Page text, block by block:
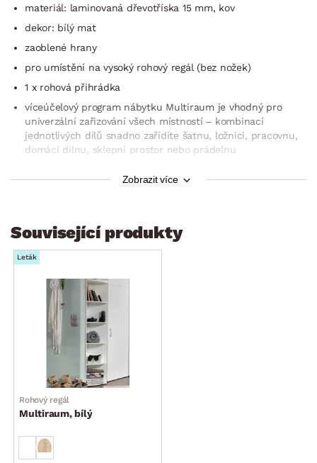
materiál: laminovaná dřevotříska 15 mm, kov
dekor: bílý mat
zaoblené hrany
pro umístění na vysoký rohový regál (bez nožek)
1 x rohová přihrádka
víceúčelový program nábytku Multiraum je vhodný pro
univerzální zařizování všech místností – kombinací
jednotlivých dílů snadno zařídíte šatnu, ložnici, pracovnu,
domácí dílnu, sklepní prostor nebo prádelnu
Zobrazit více
Související produkty
Leták
Rohový regál
Multiraum, bílý